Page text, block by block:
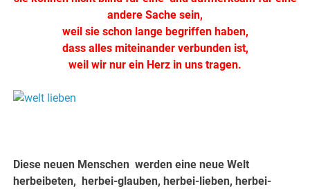
andere Sache sein,
weil sie schon lange begriffen haben,
dass alles miteinander verbunden ist,
weil wir nur ein Herz in uns tragen.
Diese neuen Menschen werden eine neue Welt
herbeibeten, herbei-glauben, herbei-lieben, herbei-